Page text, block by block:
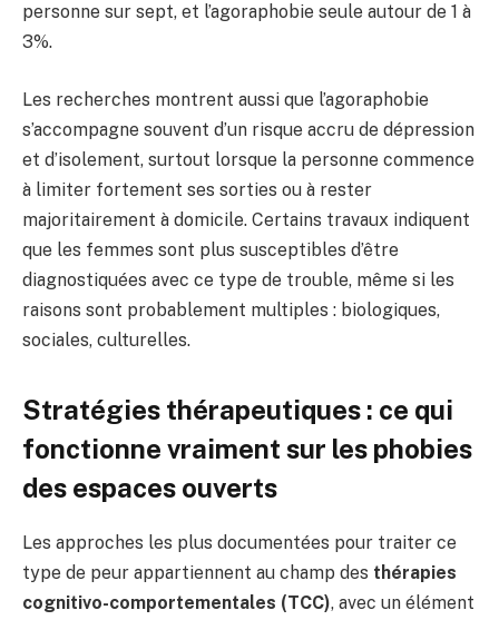
personne sur sept, et l’agoraphobie seule autour de 1 à
3%.
Les recherches montrent aussi que l’agoraphobie
s’accompagne souvent d’un risque accru de dépression
et d’isolement, surtout lorsque la personne commence
à limiter fortement ses sorties ou à rester
majoritairement à domicile. Certains travaux indiquent
que les femmes sont plus susceptibles d’être
diagnostiquées avec ce type de trouble, même si les
raisons sont probablement multiples : biologiques,
sociales, culturelles.
Stratégies thérapeutiques : ce qui
fonctionne vraiment sur les phobies
des espaces ouverts
Les approches les plus documentées pour traiter ce
type de peur appartiennent au champ des thérapies
cognitivo-comportementales (TCC), avec un élément